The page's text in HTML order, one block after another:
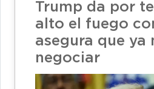
Trump da por
alto el fuego
asegura que ya
negociar